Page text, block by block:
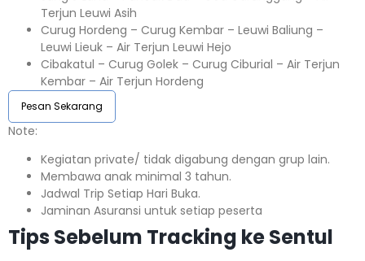
Terjun Leuwi Asih
Curug Hordeng – Curug Kembar – Leuwi Baliung –
Leuwi Lieuk – Air Terjun Leuwi Hejo
Cibakatul – Curug Golek – Curug Ciburial – Air Terjun
Kembar – Air Terjun Hordeng
Pesan Sekarang
Note:⁣⁣
Kegiatan private/ tidak digabung dengan grup lain.
Membawa anak minimal 3 tahun.⁣⁣
Jadwal Trip Setiap Hari Buka.⁣⁣
Jaminan Asuransi untuk setiap peserta ⁣⁣
Tips Sebelum Tracking ke Sentul